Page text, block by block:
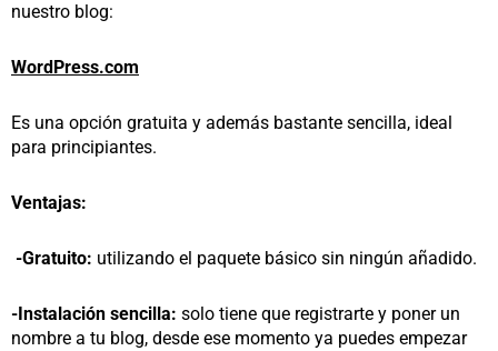
nuestro blog:
WordPress.com
Es una opción gratuita y además bastante sencilla, ideal
para principiantes.
Ventajas:
-Gratuito: utilizando el paquete básico sin ningún añadido.
-Instalación sencilla: solo tiene que registrarte y poner un
nombre a tu blog, desde ese momento ya puedes empezar